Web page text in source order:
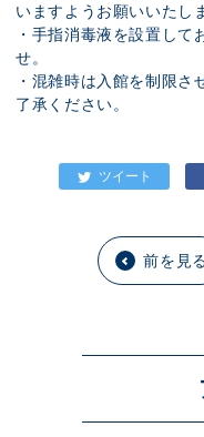
いますようお願いいたし
・手指消毒液を設置して
せ。
・混雑時は入館を制限
了承ください。
前を見